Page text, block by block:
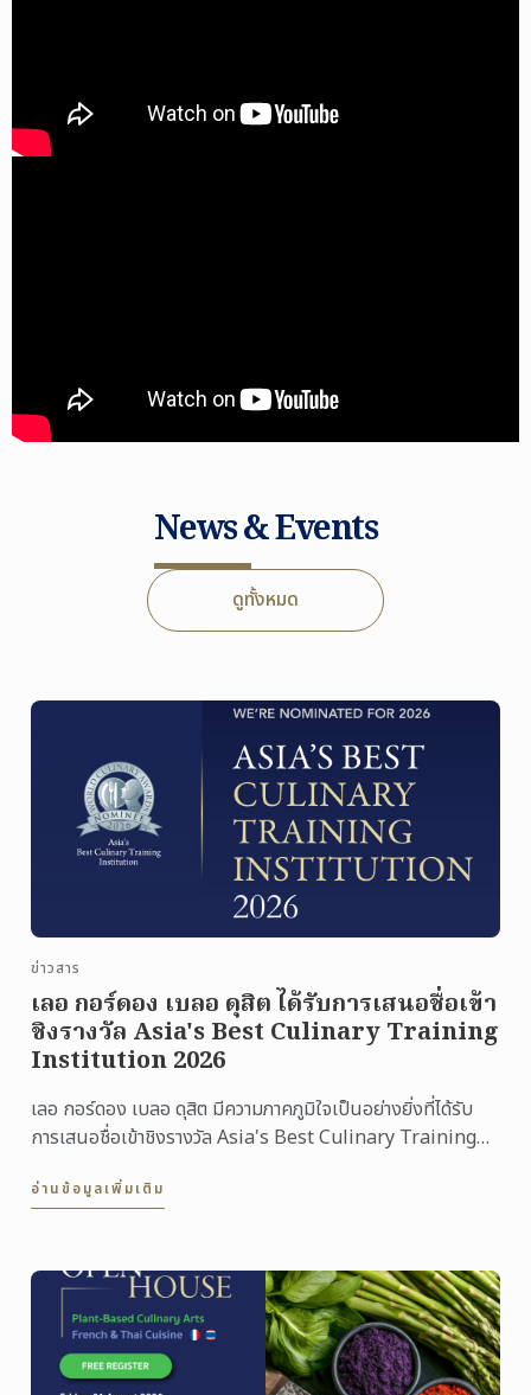
News & Events
ดูทั้งหมด
ข่าวสาร
เลอ กอร์ดอง เบลอ ดุสิต ได้รับการเสนอชื่อเข้า
ชิงรางวัล Asia's Best Culinary Training
Institution 2026
เลอ กอร์ดอง เบลอ ดุสิต มีความภาคภูมิใจเป็นอย่างยิ่งที่ได้รับ
การเสนอชื่อเข้าชิงรางวัล Asia's Best Culinary Training
อ่านข้อมูลเพิ่มเติม